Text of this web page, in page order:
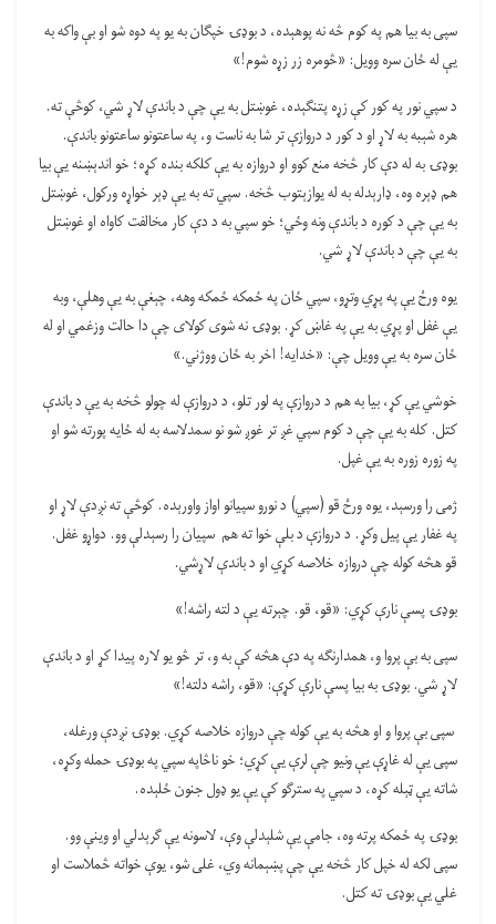
سپی به بیا هم په کوم څه نه پوهېده، د بوډۍ خپګان به یو په دوه شو او بې واکه به
یې له ځان سره وویل: «څومره زر زړه شوم!»
د سپي نور په کور کې زړه پتنګېده، غوښتل به یې چې د باندې لاړ شي، کوڅې ته.
هره شېبه به لاړ او د کور د دروازې تر شا به ناست و، په ساعتونو ساعتونو باندې.
بوډۍ به له دې کار څخه منع کوو او دروازه به یې کلکه بنده کړه؛ خو اندېښنه یې بیا
هم ډېره وه، ډارېدله به له یوازېتوب څخه. سپي ته به يې ډېر خواړه ورکول، غوښتل
به یې چې د کوره د باندې ونه وځي؛ خو سپي به د دې کار مخالفت کاواه او غوښتل
به یې چې د باندې لاړ شي.
یوه ورځ یې په پړي وتړو، سپي ځان په ځمکه ځمکه وهه، چېغې به یې وهلې، وبه
یې غفل او پړي به یې په غاښ کړ. بوډۍ نه شوی کولای چې دا حالت وزغمي او له
ځان سره به یې وویل چې: «خدایه! اخر به ځان ووژني.»
خوشي یې کړ، بیا به هم د دروازې په لور تلو، د دروازې له چولو څخه به یې د باندې
کتل. کله به یې چې د کوم سپي غږ تر غوږ شو نو سمدلاسه به له ځایه پورته شو او
په زوره زوره به یې غپل.
ژمی را ورسېد، یوه ورځ قو (سپي) د نورو سپیانو اواز واورېده. کوڅې ته نږدې لاړ او
په غفار یې پیل وکړ. د دروازې د بلې خوا ته هم سپیان را رسېدلې وو. دواړو غفل.
قو هڅه کوله چې دروازه خلاصه کړي او د باندې لاړشي.
بوډۍ پسې نارې کړي: «قو، قو. چېرته یې د لته راشه!»
سپی به بې پروا و، همدارنګه په دې هڅه کې به و، تر څو یو لاره پیدا کړ او د باندې
لاړ شي. بوډۍ به بیا پسې نارې کړې: «قو، راشه دلته!»
سپی بې پروا و او هڅه به یې کوله چې دروازه خلاصه کړي. بوډۍ نږدې ورغله،
سپی یې له غاړې یې ونیو چې لرې یې کړي؛ خو ناڅاپه سپي په بوډۍ حمله وکړه،
شاته یې ټېله کړه، د سپي په سترګو کې یې یو ډول جنون ځلېده.
بوډۍ په ځمکه پرته وه، جامې یې شلېدلې وې، لاسونه یې ګرېدلي او وینې وو.
سپی لکه له خپل کار څخه یې چې پښېمانه وي، غلی شو، یوې خواته څملاست او
غلي یې بوډۍ ته کتل.